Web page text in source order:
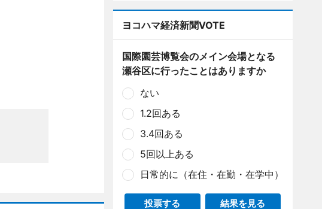
ヨコハマ経済新聞VOTE
国際園芸博覧会のメイン会場となる
瀬谷区に行ったことはありますか
ない
1.2回ある
3.4回ある
5回以上ある
日常的に（在住・在勤・在学中）
投票する 結果を見る